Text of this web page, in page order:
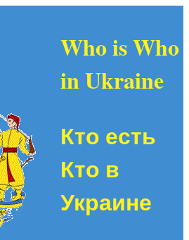
Who is Who
in Ukraine
Кто есть
Кто в
Украине